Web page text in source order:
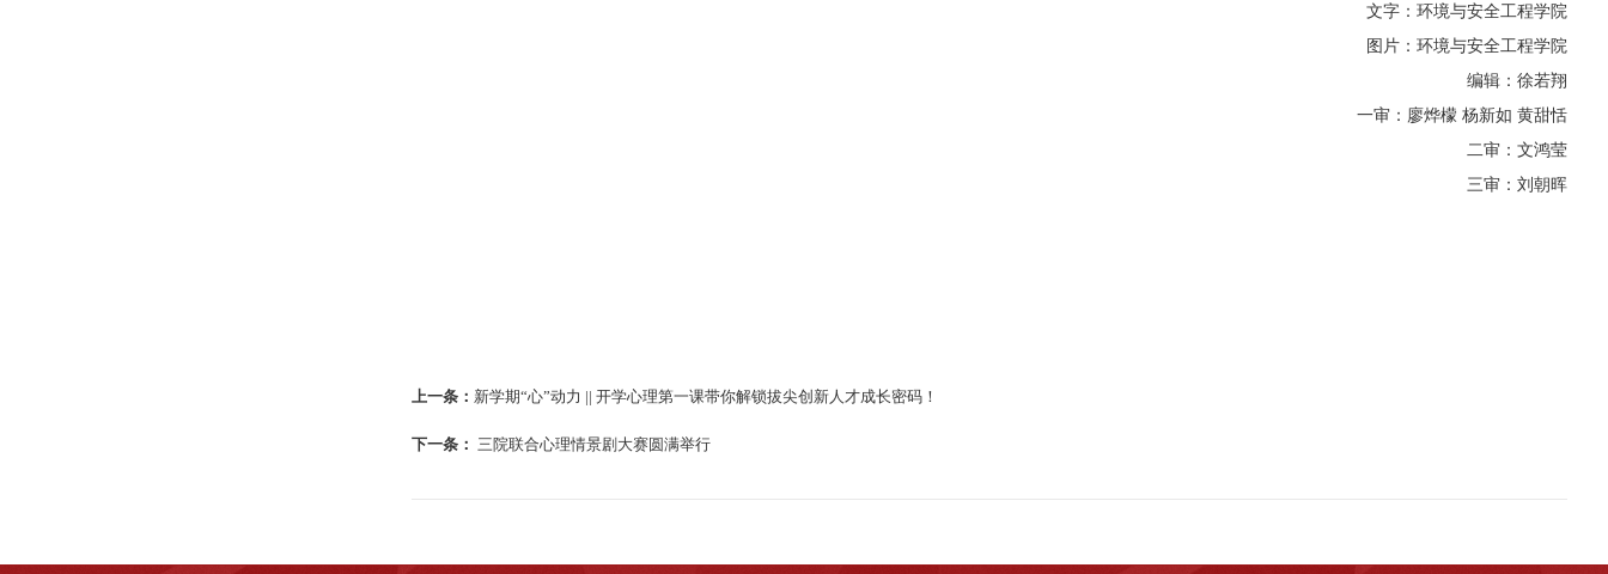
文字：环境与安全工程学院
图片：环境与安全工程学院
编辑：徐若翔
一审：廖烨檬 杨新如 黄甜恬
二审：文鸿莹
三审：刘朝晖
上一条： 新学期“心”动力 || 开学心理第一课带你解锁拔尖创新人才成长密码！
下一条： 三院联合心理情景剧大赛圆满举行